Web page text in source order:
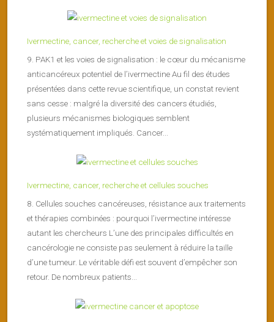
Ivermectine, cancer, recherche et voies de signalisation
9. PAK1 et les voies de signalisation : le cœur du mécanisme
anticancéreux potentiel de l’ivermectine Au fil des études
présentées dans cette revue scientifique, un constat revient
sans cesse : malgré la diversité des cancers étudiés,
plusieurs mécanismes biologiques semblent
systématiquement impliqués. Cancer...
Ivermectine, cancer, recherche et cellules souches
8. Cellules souches cancéreuses, résistance aux traitements
et thérapies combinées : pourquoi l’ivermectine intéresse
autant les chercheurs L’une des principales difficultés en
cancérologie ne consiste pas seulement à réduire la taille
d’une tumeur. Le véritable défi est souvent d’empêcher son
retour. De nombreux patients...